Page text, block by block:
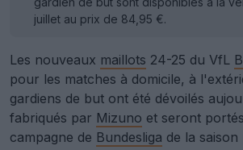
juillet au prix de 84,95 €.
Les nouveaux maillots 24-25 du VfL
pour les matches à domicile, à
gardiens de but ont été dévoilés
fabriqués par Mizuno et seront
campagne de Bundesliga de la